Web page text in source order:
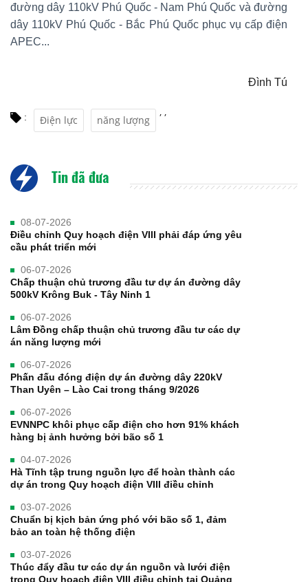
đường dây 110kV Phú Quốc - Nam Phú Quốc và đường
dây 110kV Phú Quốc - Bắc Phú Quốc phục vụ cấp điện
APEC...
Đình Tú
: Điện lực
,
năng lượng
,
Tin đã đưa
08-07-2026
Điều chỉnh Quy hoạch điện VIII phải đáp ứng yêu
cầu phát triển mới
06-07-2026
Chấp thuận chủ trương đầu tư dự án đường dây
500kV Krông Buk - Tây Ninh 1
06-07-2026
Lâm Đồng chấp thuận chủ trương đầu tư các dự
án năng lượng mới
06-07-2026
Phấn đấu đóng điện dự án đường dây 220kV
Than Uyên – Lào Cai trong tháng 9/2026
06-07-2026
EVNNPC khôi phục cấp điện cho hơn 91% khách
hàng bị ảnh hưởng bởi bão số 1
04-07-2026
Hà Tĩnh tập trung nguồn lực để hoàn thành các
dự án trong Quy hoạch điện VIII điều chỉnh
03-07-2026
Chuẩn bị kịch bản ứng phó với bão số 1, đảm
bảo an toàn hệ thống điện
03-07-2026
Thúc đẩy đầu tư các dự án nguồn và lưới điện
trong Quy hoạch điện VIII điều chỉnh tại Quảng